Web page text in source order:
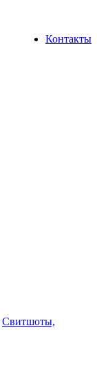
Контакты
Свитшоты,